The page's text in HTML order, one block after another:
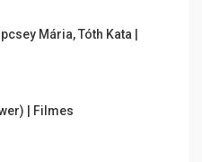
Mária, Tóth Kata |
| Filmes